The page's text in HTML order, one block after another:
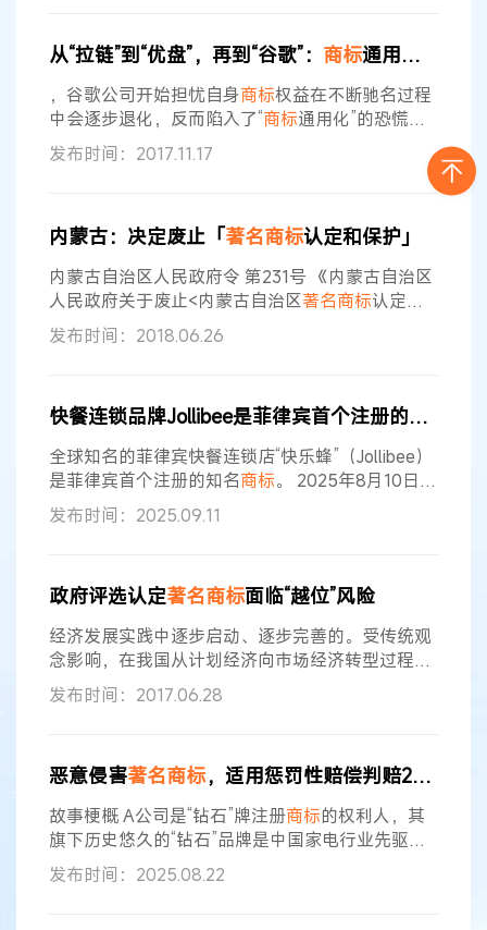
学的108位知识产权研究生联名致信法工委，指出
部分地方性法规和地方政府规章规定了著名商标的
认定和保护制度。 这些地方立法大多规定
从“拉链”到“优盘”，再到“谷歌”： 商标通用化的悲与喜
，谷歌公司开始担忧自身商标权益在不断驰名过程
中会逐步退化，反而陷入了“商标通用化”的恐慌。
其实，在“Google”之前，已经出现很多
用化的例子，从“拉链”到“尼龙”，从“吉普”到“阿司匹
标通用化危机。 在先案例： 1.拉链zipper案件 “拉
链”是1893年由美国芝加哥人
发布时间：2017.11.17
内蒙古：决定废止「著名商标认定和保护」
内蒙古自治区人民政府令 第231号 《内蒙古自治区
人民政府关于废止<内蒙古自治区著名商标认定和
保护办法>的决定》已经2018年5月11日自治区人民
政府2018年第5次常务会议审议通过，现予公布，
治区著名商标认定和保护办法》的决定 为依法推进
简政放权、放管结合、优化服务改革，经2018年5
月11日
发布时间：2018.06.26
快餐连锁品牌Jollibee是菲律宾首个注册的
著名商标
全球知名的菲律宾快餐连锁店“快乐蜂”（Jollibee）
是菲律宾首个注册的知名商标。 2025年8月10日，
菲律宾知识产权局（IPOPHL）宣布该品牌的标识
及“快乐蜂”整体形象被归类为知名
Declaration and Creation of the
发布时间：2025.09.11
政府评选认定著名商标面临“越位”风险
经济发展实践中逐步启动、逐步完善的。受传统观
念影响，在我国从计划经济向市场经济转型过程
中，在从封闭经济向开放经济发展过程中，对驰名
商标、 著名商标 、知名
上对驰名商标的理解还有认识上的误区。驰名商标
是国际通用的法律概念，目的是对相关公众熟知的
商标进行法律保护。1884年生效的
发布时间：2017.06.28
恶意侵害著名商标，适用惩罚性赔偿判赔200万元！
故事梗概 A公司是“钻石”牌注册商标的权利人，其
旗下历史悠久的“钻石”品牌是中国家电行业先驱品
牌之一，曾被评选为广东省
标，入选广东省重点商标
发布时间：2025.08.22